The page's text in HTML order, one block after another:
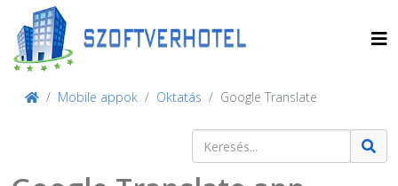
Mobile appok Oktatás Google Translate
Keresés